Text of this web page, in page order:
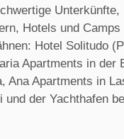
Hotels und
Hotel Solitudo
Apartments in der
Ana Apartments in
der Yachthafen